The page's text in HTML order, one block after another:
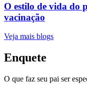
O estilo de vida do
vacinação
Veja mais blogs
Enquete
O que faz seu pai ser